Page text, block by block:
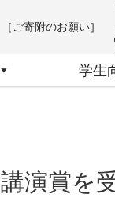
［ご寄附のお願い］
学生
演賞を